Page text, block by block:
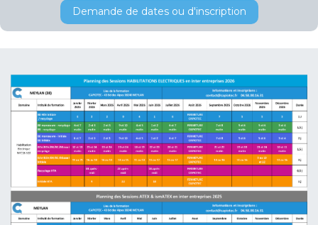
Demande de dates ou​​​​ d'inscription